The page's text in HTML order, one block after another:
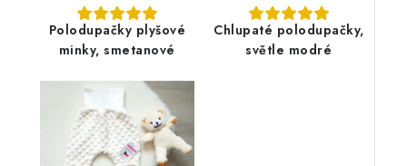
Polodupačky plyšové
minky, smetanové
Chlupaté polodupačky,
světle modré